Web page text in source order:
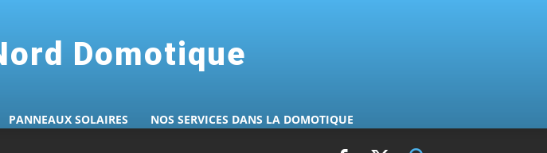
Domotique
PANNEAUX SOLAIRES NOS SERVICES DANS LA DOMOTIQUE